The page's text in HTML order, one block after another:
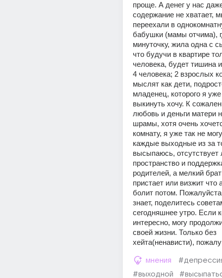
проще. А денег у нас
содержание не хватает,
переехали в
бабушки (мамы отчима),
минуточку, жила одна с
что будучи в квартире
человека, будет тишина
4 человека; 2 взрослых
мыслят как дети,
младенец, которого я
выкинуть хочу. К
любовь и деньги матери
шрамы, хотя очень
комнату, я уже так не
каждые выходные из за
высыпаюсь, отсутствует
пространство и
родителей, а мелкий
пристает или визжит что
болит потом.
знает, поделитесь
сегодняшнее утро. Если
интересно, могу
своей жизни. Только без
хейта(ненависти),
мнения
#выходной